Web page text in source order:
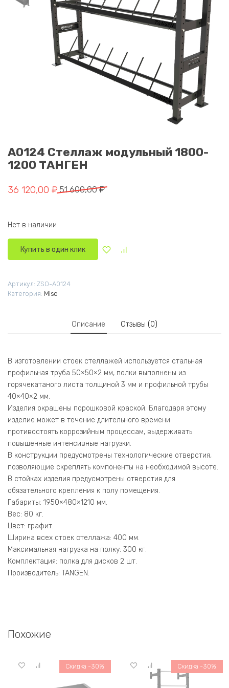
A0124 Стеллаж модульный 1800-
1200 ТАНГЕН
51 600,00₽
Первоначальная цена составляла 51 600,00 ₽.
36 120,00 ₽
Текущая цена: 36 120,00 ₽.
Нет в наличии
Купить в один клик
Артикул: ZSO-A0124
Категория: Misc
Описание Отзывы (0)
В изготовлении стоек стеллажей используется стальная
профильная труба 50×50×2 мм, полки выполнены из
горячекатаного листа толщиной 3 мм и профильной трубы
40×40×2 мм.
Изделия окрашены порошковой краской. Благодаря этому
изделие может в течение длительного времени
противостоять коррозийным процессам, выдерживать
повышенные интенсивные нагрузки.
В конструкции предусмотрены технологические отверстия,
позволяющие скреплять компоненты на необходимой высоте.
В стойках изделия предусмотрены отверстия для
обязательного крепления к полу помещения.
Габариты: 1950×480×1210 мм.
Вес: 80 кг.
Цвет: графит.
Ширина всех стоек стеллажа: 400 мм.
Максимальная нагрузка на полку: 300 кг.
Комплектация: полка для дисков 2 шт.
Производитель: TANGEN.
Похожие
Скидка -30% Скидка -30%